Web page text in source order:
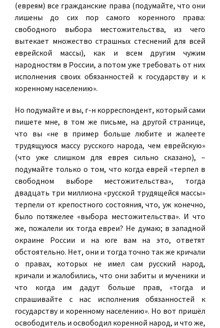
(евреям) все гражданские права (подумайте, что они
лишены до сих пор самого коренного права:
свободного выбора местожительства, из чего
вытекает множество страшных стеснений для всей
еврейской массы), как и всем другим чужим
народностям в России, а потом уже требовать от них
исполнения своих обязанностей к государству и к
коренному населению».
Но подумайте и вы, г-н корреспондент, который сами
пишете мне, в том же письме, на другой странице,
что вы «не в пример больше любите и жалеете
трудящуюся массу русского народа, чем еврейскую»
(что уже слишком для еврея сильно сказано), –
подумайте только о том, что когда еврей «терпел в
свободном выборе местожительства», тогда
двадцать три миллиона «русской трудящейся массы»
терпели от крепостного состояния, что, уж конечно,
было потяжелее «выбора местожительства». И что
же, пожалели их тогда евреи? Не думаю; в западной
окраине России и на юге вам на это, ответят
обстоятельно. Нет, они и тогда точно так же кричали
о правах, которых не имел сам русский народ,
кричали и жалобились, что они забиты и мученики и
что когда им дадут больше прав, «тогда и
спрашивайте с нас исполнения обязанностей к
государству и коренному населению». Но вот пришёл
освободитель и освободил коренной народ, и что же,